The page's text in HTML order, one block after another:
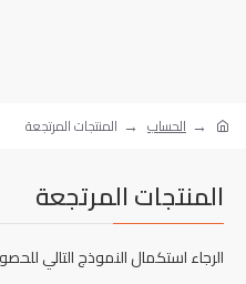
الحساب المنتجات المرتجعة
المنتجات المرتجعة
الرجاء استكمال النموذج التالي